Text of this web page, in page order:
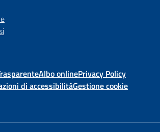
Albo onlinePrivacy Policy
di accessibilitàGestione cookie